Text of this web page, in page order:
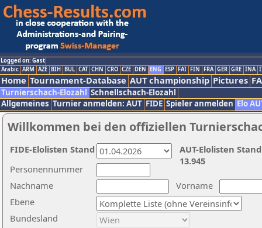
Logged on: Gast
Arabic ARM AZE BIH BUL CAT CHN CRO CZE DEN ENG ESP FAI FIN FRA GER GRE INA
Home Tournament-Database AUT championship Pictures
Turnierschach-Elozahl Schnellschach-Elozahl
Allgemeines Turnier anmelden: AUT FIDE Spieler anmelden Elo
Willkommen bei den offiziellen
Nachname
Vorname
Ebene
Personennummer
Bundesland
AUT-Elolisten
13.945
FIDE-Elolisten Stand